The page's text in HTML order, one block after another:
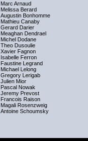
Marc Arnaud
Melissa Berard
Augustin Bonhomme
Mathieu Canaby
Gerard Darier
Meaghan Dendrael
Michel Dodane
Theo Dusoulie
Xavier Fagnon
Isabelle Ferron
Faustine Legrand
Michael Lelong
Gregory Lerigab
Julien Mior
Pascal Nowak
Jeremy Prevost
Francois Raison
Magali Rosenzweig
Antoine Schoumsky